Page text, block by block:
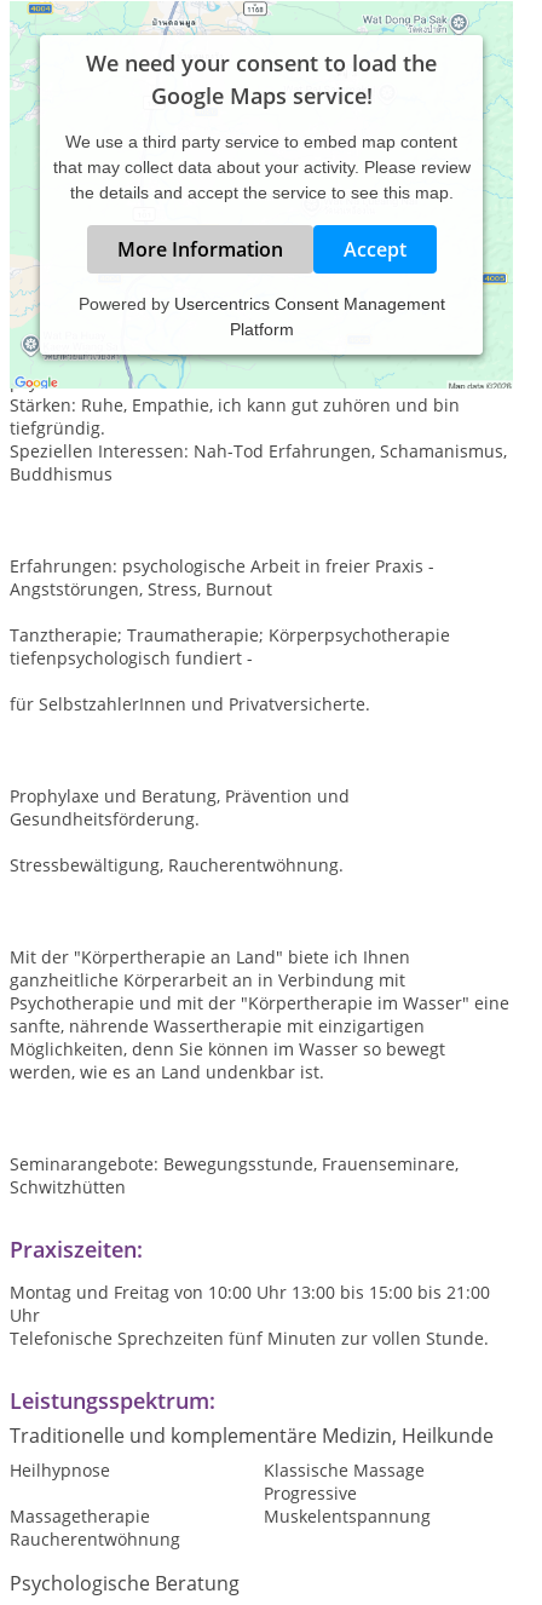
We need your consent to load the
Google Maps service!
We use a third party service to embed map content
that may collect data about your activity. Please review
the details and accept the service to see this map.
More Information Accept
Powered by Usercentrics Consent Management
Platform
tiefenpsychologisch fundierte Körperpsychotherapeutin
Tätigkeit in der Fachklinik Heiligenfeld und der
psychosomatischen Klinik Bad Grönenbach.
Stärken: Ruhe, Empathie, ich kann gut zuhören und bin
tiefgründig.
Speziellen Interessen: Nah-Tod Erfahrungen, Schamanismus,
Buddhismus
Erfahrungen: psychologische Arbeit in freier Praxis -
Angststörungen, Stress, Burnout
Tanztherapie; Traumatherapie; Körperpsychotherapie
tiefenpsychologisch fundiert -
für SelbstzahlerInnen und Privatversicherte.
Prophylaxe und Beratung, Prävention und
Gesundheitsförderung.
Stressbewältigung, Raucherentwöhnung.
Mit der "Körpertherapie an Land" biete ich Ihnen
ganzheitliche Körperarbeit an in Verbindung mit
Psychotherapie und mit der "Körpertherapie im Wasser" eine
sanfte, nährende Wassertherapie mit einzigartigen
Möglichkeiten, denn Sie können im Wasser so bewegt
werden, wie es an Land undenkbar ist.
Seminarangebote: Bewegungsstunde, Frauenseminare,
Schwitzhütten
Praxiszeiten:
Montag und Freitag von 10:00 Uhr 13:00 bis 15:00 bis 21:00
Uhr
Telefonische Sprechzeiten fünf Minuten zur vollen Stunde.
Leistungsspektrum:
Traditionelle und komplementäre Medizin, Heilkunde
Heilhypnose
Klassische Massage
Massagetherapie
Progressive
Muskelentspannung
Raucherentwöhnung
Psychologische Beratung